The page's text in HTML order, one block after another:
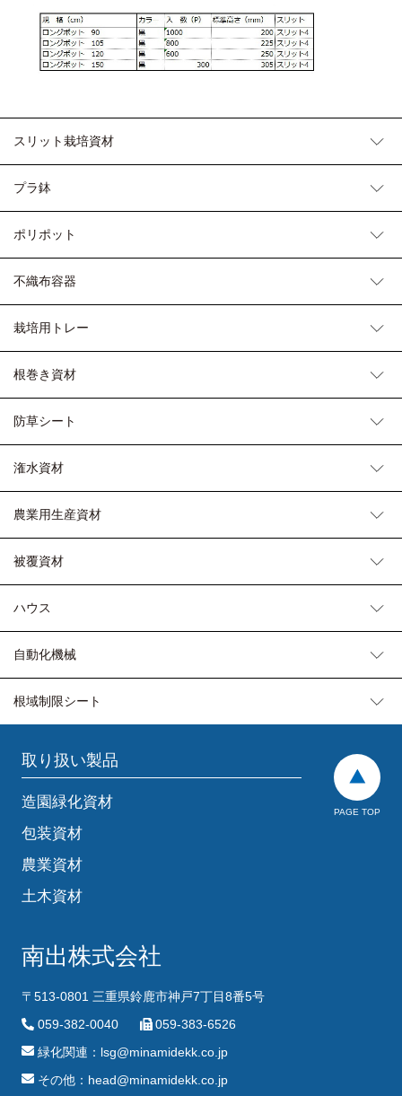
スリット栽培資材
プラ鉢
ポリポット
不織布容器
栽培用トレー
根巻き資材
防草シート
潅水資材
農業用生産資材
被覆資材
ハウス
自動化機械
根域制限シート
PAGE TOP
取り扱い製品
造園緑化資材
包装資材
農業資材
土木資材
南出株式会社
〒513-0801 三重県鈴鹿市神戸7丁目8番5号
059-382-0040
059-383-6526
緑化関連：lsg@minamidekk.co.jp
その他：head@minamidekk.co.jp